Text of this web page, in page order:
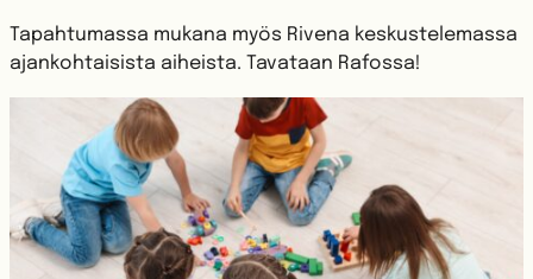
Tapahtumassa mukana myös Rivena keskustelemassa
ajankohtaisista aiheista. Tavataan Rafossa!